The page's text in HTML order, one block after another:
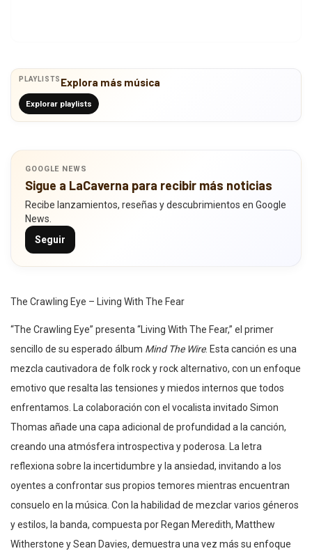
PLAYLISTS Explora más música
Explorar playlists
GOOGLE NEWS
Sigue a LaCaverna para recibir más noticias
Recibe lanzamientos, reseñas y descubrimientos en Google
News.
Seguir
The Crawling Eye – Living With The Fear
“The Crawling Eye” presenta “Living With The Fear,” el primer
sencillo de su esperado álbum Mind The Wire. Esta canción es una
mezcla cautivadora de folk rock y rock alternativo, con un enfoque
emotivo que resalta las tensiones y miedos internos que todos
enfrentamos. La colaboración con el vocalista invitado Simon
Thomas añade una capa adicional de profundidad a la canción,
creando una atmósfera introspectiva y poderosa. La letra
reflexiona sobre la incertidumbre y la ansiedad, invitando a los
oyentes a confrontar sus propios temores mientras encuentran
consuelo en la música. Con la habilidad de mezclar varios géneros
y estilos, la banda, compuesta por Regan Meredith, Matthew
Witherstone y Sean Davies, demuestra una vez más su enfoque